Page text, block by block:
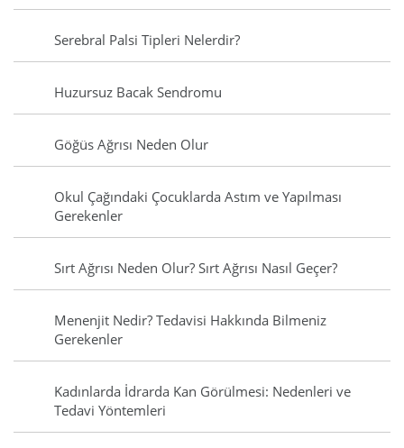
Serebral Palsi Tipleri Nelerdir?
Huzursuz Bacak Sendromu
Göğüs Ağrısı Neden Olur
Okul Çağındaki Çocuklarda Astım ve Yapılması
Gerekenler
Sırt Ağrısı Neden Olur? Sırt Ağrısı Nasıl Geçer?
Menenjit Nedir? Tedavisi Hakkında Bilmeniz
Gerekenler
Kadınlarda İdrarda Kan Görülmesi: Nedenleri ve
Tedavi Yöntemleri